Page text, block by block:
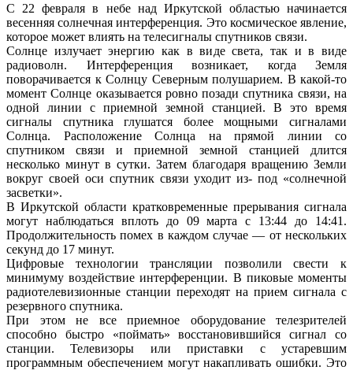
С 22 февраля в небе над Иркутской областью начинается
весенняя солнечная интерференция. Это космическое явление,
которое может влиять на телесигналы спутников связи.
Солнце излучает энергию как в виде света, так и в виде
радиоволн. Интерференция возникает, когда Земля
поворачивается к Солнцу Северным полушарием. В какой-то
момент Солнце оказывается ровно позади спутника связи, на
одной линии с приемной земной станцией. В это время
сигналы спутника глушатся более мощными сигналами
Солнца. Расположение Солнца на прямой линии со
спутником связи и приемной земной станцией длится
несколько минут в сутки. Затем благодаря вращению Земли
вокруг своей оси спутник связи уходит из- под «солнечной
засветки».
В Иркутской области кратковременные прерывания сигнала
могут наблюдаться вплоть до 09 марта с 13:44 до 14:41.
Продолжительность помех в каждом случае — от нескольких
секунд до 17 минут.
Цифровые технологии трансляции позволили свести к
минимуму воздействие интерференции. В пиковые моменты
радиотелевизионные станции переходят на прием сигнала с
резервного спутника.
При этом не все приемное оборудование телезрителей
способно быстро «поймать» восстановившийся сигнал со
станции. Телевизоры или приставки с устаревшим
программным обеспечением могут накапливать ошибки. Это